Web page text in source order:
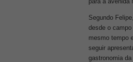
Segundo
desde o
mesmo tempo
seguir
gastronomia da